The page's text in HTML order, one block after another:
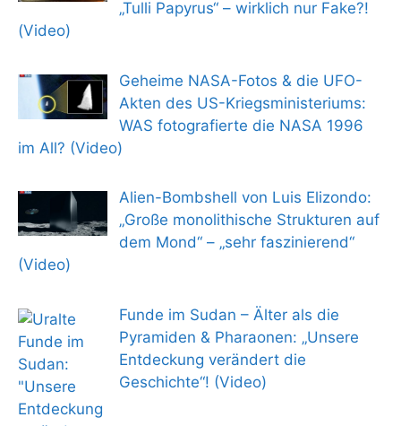
„Tulli Papyrus“ – wirklich nur Fake?!
(Video)
Geheime NASA-Fotos & die UFO-
Akten des US-Kriegsministeriums:
WAS fotografierte die NASA 1996
im All? (Video)
Alien-Bombshell von Luis Elizondo:
„Große monolithische Strukturen auf
dem Mond“ – „sehr faszinierend“
(Video)
Funde im Sudan – Älter als die
Pyramiden & Pharaonen: „Unsere
Entdeckung verändert die
Geschichte“! (Video)